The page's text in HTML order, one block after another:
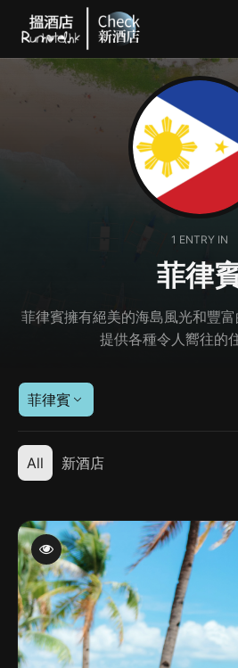
Check
酒
(By
1 ENTRY IN
菲律
菲律賓擁有絕美的海島風光和豐
提供各種令人嚮往的
菲律賓
All 新酒店